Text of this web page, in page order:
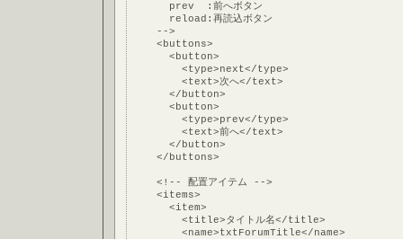
      prev  :前へボタン
      reload:再読込ボタン
    -->
    <buttons>
      <button>
        <type>next</type>
        <text>次へ</text>
      </button>
      <button>
        <type>prev</type>
        <text>前へ</text>
      </button>
    </buttons>
    <!-- 配置アイテム -->
    <items>
      <item>
        <title>タイトル名</title>
        <name>txtForumTitle</name>